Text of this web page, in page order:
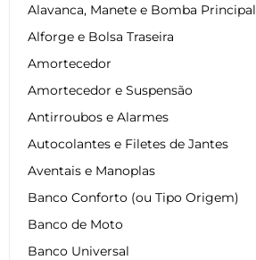
Alavanca, Manete e Bomba Principal
Alforge e Bolsa Traseira
Amortecedor
Amortecedor e Suspensão
Antirroubos e Alarmes
Autocolantes e Filetes de Jantes
Aventais e Manoplas
Banco Conforto (ou Tipo Origem)
Banco de Moto
Banco Universal